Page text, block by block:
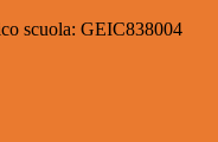
scuola: GEIC838004